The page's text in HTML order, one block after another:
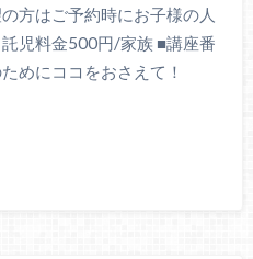
方はご予約時にお子様の人
児料金500円/家族 ■講座番
めにココをおさえて！